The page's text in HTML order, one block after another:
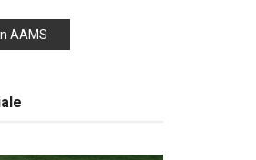
AAMS